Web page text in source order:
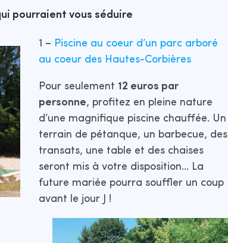
pourraient vous séduire
1 – Piscine au coeur d’un parc arboré
au coeur des Hautes-Corbières
Pour seulement 12 euros par
personne, profitez en pleine nature
d’une magnifique piscine chauffée. Un
terrain de pétanque, un barbecue, des
transats, une table et des chaises
seront mis à votre disposition… La
future mariée pourra souffler un coup
avant le jour J !